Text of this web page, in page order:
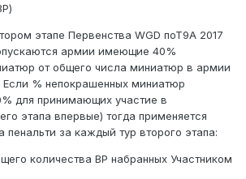
этапе Первенства WGD поТ9А 2017
армии имеющие 40%
от общего числа миниатюр в армии
Если % непокрашенных миниатюр
для принимающих участие в
этапа впервые) тогда применяется
за каждый тур второго этапа:
количества ВР набранных Участником